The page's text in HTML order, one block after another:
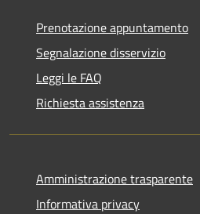
Prenotazione appuntamento
Segnalazione disservizio
Leggi le FAQ
Richiesta assistenza
Amministrazione trasparente
Informativa privacy